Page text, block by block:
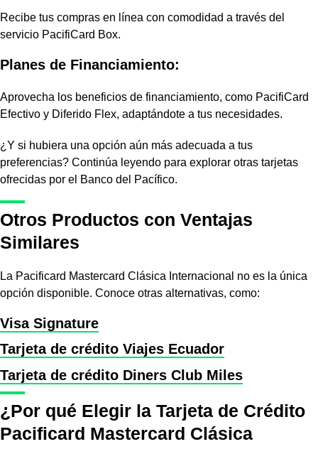
Recibe tus compras en línea con comodidad a través del
servicio PacifiCard Box.
Planes de Financiamiento:
Aprovecha los beneficios de financiamiento, como PacifiCard
Efectivo y Diferido Flex, adaptándote a tus necesidades.
¿Y si hubiera una opción aún más adecuada a tus
preferencias? Continúa leyendo para explorar otras tarjetas
ofrecidas por el Banco del Pacífico.
Otros Productos con Ventajas
Similares
La Pacificard Mastercard Clásica Internacional no es la única
opción disponible. Conoce otras alternativas, como:
Visa Signature
Tarjeta de crédito Viajes Ecuador
Tarjeta de crédito Diners Club Miles
¿Por qué Elegir la Tarjeta de Crédito
Pacificard Mastercard Clásica